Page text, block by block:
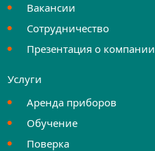
Вакансии
Сотрудничество
Презентация о компании
Услуги
Аренда приборов
Обучение
Поверка